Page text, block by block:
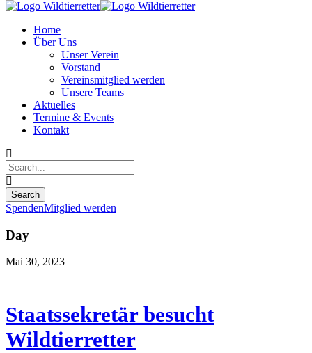
Home
Über Uns
Unser Verein
Vorstand
Vereinsmitglied werden
Unsere Teams
Aktuelles
Termine & Events
Kontakt
SpendenMitglied werden
Day
Mai 30, 2023
Staatssekretär besucht
Wildtierretter